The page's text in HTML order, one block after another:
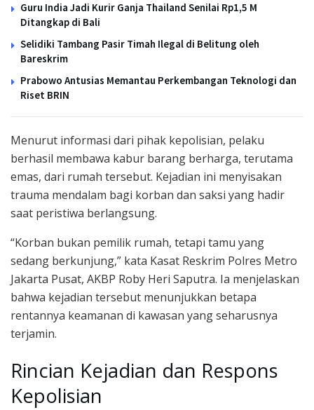
Guru India Jadi Kurir Ganja Thailand Senilai Rp1,5 M
Ditangkap di Bali
Selidiki Tambang Pasir Timah Ilegal di Belitung oleh
Bareskrim
Prabowo Antusias Memantau Perkembangan Teknologi dan
Riset BRIN
Menurut informasi dari pihak kepolisian, pelaku
berhasil membawa kabur barang berharga, terutama
emas, dari rumah tersebut. Kejadian ini menyisakan
trauma mendalam bagi korban dan saksi yang hadir
saat peristiwa berlangsung.
“Korban bukan pemilik rumah, tetapi tamu yang
sedang berkunjung,” kata Kasat Reskrim Polres Metro
Jakarta Pusat, AKBP Roby Heri Saputra. Ia menjelaskan
bahwa kejadian tersebut menunjukkan betapa
rentannya keamanan di kawasan yang seharusnya
terjamin.
Rincian Kejadian dan Respons
Kepolisian